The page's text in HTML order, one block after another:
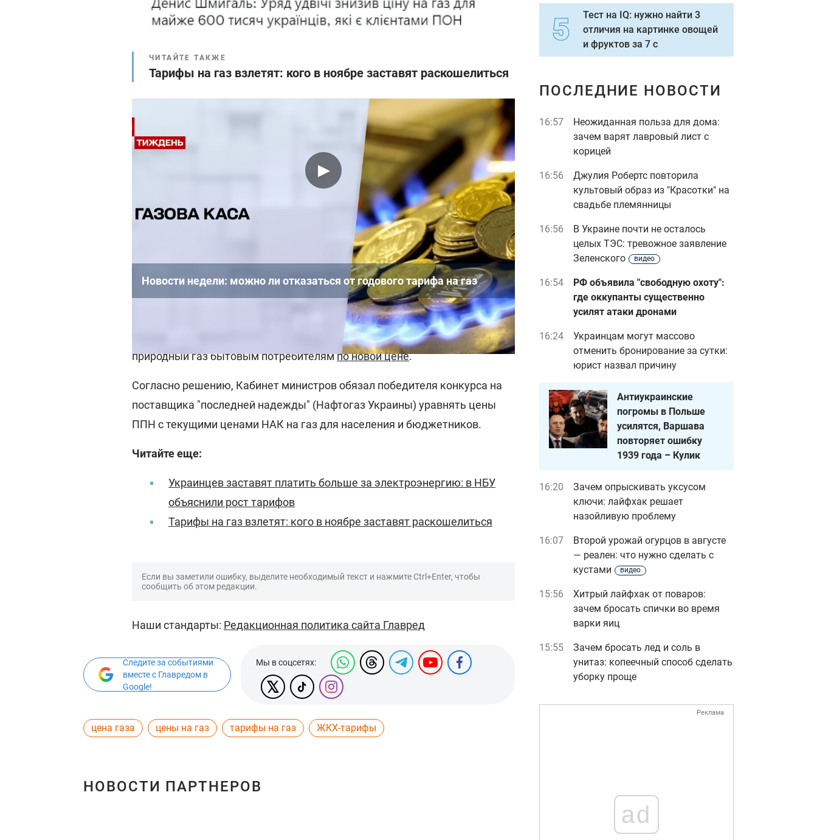
ЧИТАЙТЕ ТАКЖЕ
Тарифы на газ взлетят: кого в ноябре заставят раскошелиться
Новости недели: можно ли отказаться от годового тарифа на газ
Ранее сообщалось о том, что в октябре и ноябре 2021 года
газопоставляющая компания Нафтогаз Украины будет поставлять
природный газ бытовым потребителямпо новой цене.
Согласно решению, Кабинет министров обязал победителя конкурса на
поставщика "последней надежды" (Нафтогаз Украины) уравнять цены
ППН с текущими ценами НАК на газ для населения и бюджетников.
Читайте еще:
Украинцев заставят платить больше за электроэнергию: в НБУ
объяснили рост тарифов
Тарифы на газ взлетят: кого в ноябре заставят раскошелиться
Если вы заметили ошибку, выделите необходимый текст и нажмите Ctrl+Enter, чтобы
сообщить об этом редакции.
Наши стандарты: Редакционная политика сайта Главред
Следите за событиями
вместе с Главредом в
Google!
Мы в соцсетях:
цена газа цены на газ тарифы на газ ЖКХ-тарифы
НОВОСТИ ПАРТНЕРОВ
Тест на IQ: нужно найти 3
отличия на картинке овощей
и фруктов за 7 с
ПОСЛЕДНИЕ НОВОСТИ
16:57
Неожиданная польза для дома:
зачем варят лавровый лист с
корицей
16:56
Джулия Робертс повторила
культовый образ из "Красотки" на
свадьбе племянницы
16:56
В Украине почти не осталось
целых ТЭС: тревожное заявление
Зеленского
видео
16:54
РФ объявила "свободную охоту":
где оккупанты существенно
усилят атаки дронами
16:24
Украинцам могут массово
отменить бронирование за сутки:
юрист назвал причину
Антиукраинские
погромы в Польше
усилятся, Варшава
повторяет ошибку
1939 года – Кулик
16:20
Зачем опрыскивать уксусом
ключи: лайфхак решает
назойливую проблему
16:07
Второй урожай огурцов в августе
— реален: что нужно сделать с
кустами
видео
15:56
Хитрый лайфхак от поваров:
зачем бросать спички во время
варки яиц
15:55
Зачем бросать лед и соль в
унитаз: копеечный способ сделать
уборку проще
Реклама
ad